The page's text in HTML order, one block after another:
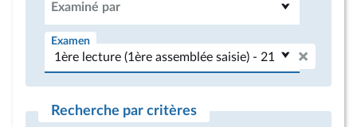
Examiné par
Examen
Recherche par critères